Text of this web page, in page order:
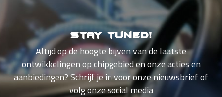
Stay tuned!
Altijd op de hoogte bijven van de laatste
ontwikkelingen op chipgebied en onze acties en
aanbiedingen? Schrijf je in voor onze nieuwsbrief of
volg onze social media